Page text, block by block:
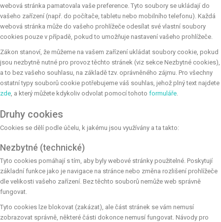
webová stránka pamatovala vaše preference. Tyto soubory se ukládají do
vašeho zařízení (např. do počítače, tabletu nebo mobilního telefonu). Každá
webová stránka může do vašeho prohlížeče odesílat své vlastní soubory
cookies pouze v případě, pokud to umožňuje nastavení vašeho prohlížeče.
Zákon stanoví, že můžeme na vašem zařízení ukládat soubory cookie, pokud
jsou nezbytně nutné pro provoz těchto stránek (viz sekce Nezbytné cookies),
a to bez vašeho souhlasu, na základě tzv. oprávněného zájmu. Pro všechny
ostatní typy souborů cookie potřebujeme váš souhlas, jehož plný text najdete
zde, a který můžete kdykoliv odvolat pomocí tohoto formuláře.
Druhy cookies
Cookies se dělí podle účelu, k jakému jsou využívány a ta takto:
Nezbytné (technické)
Tyto cookies pomáhají s tím, aby byly webové stránky použitelné. Poskytují
základní funkce jako je navigace na stránce nebo změna rozlišení prohlížeče
dle velikosti vašeho zařízení. Bez těchto souborů nemůže web správně
fungovat.
Tyto cookies lze blokovat (zakázat), ale část stránek se vám nemusí
zobrazovat správně, některé části dokonce nemusí fungovat. Návody pro